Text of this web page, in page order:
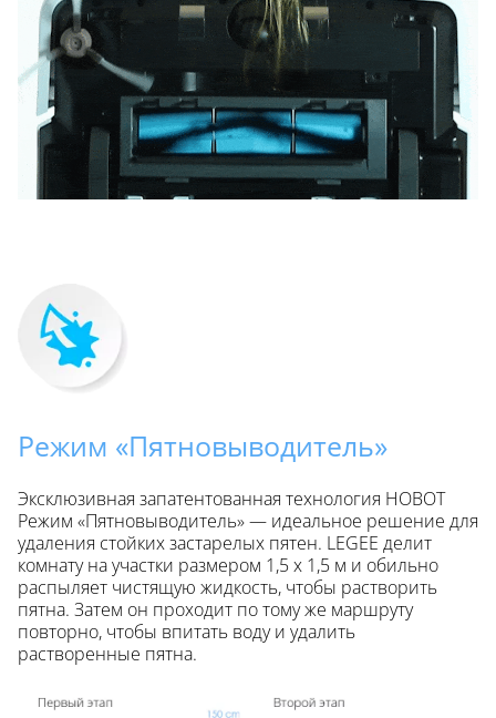
Режим «Пятновыводитель»
Эксклюзивная запатентованная технология HOBOT
Режим «Пятновыводитель» — идеальное решение для
удаления стойких застарелых пятен. LEGEE делит
комнату на участки размером 1,5 х 1,5 м и обильно
распыляет чистящую жидкость, чтобы растворить
пятна. Затем он проходит по тому же маршруту
повторно, чтобы впитать воду и удалить
растворенные пятна.